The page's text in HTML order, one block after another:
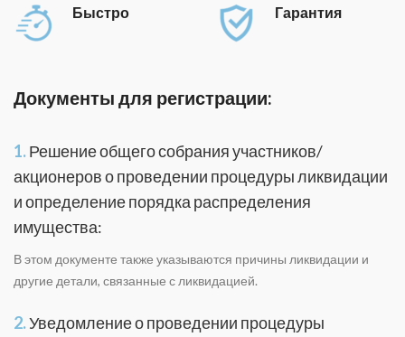
Быстро Гарантия
Документы для регистрации:
1.Решение общего собрания участников/
акционеров о проведении процедуры ликвидации
и определение порядка распределения
имущества:
В этом документе также указываются причины ликвидации и
другие детали, связанные с ликвидацией.
2.Уведомление о проведении процедуры